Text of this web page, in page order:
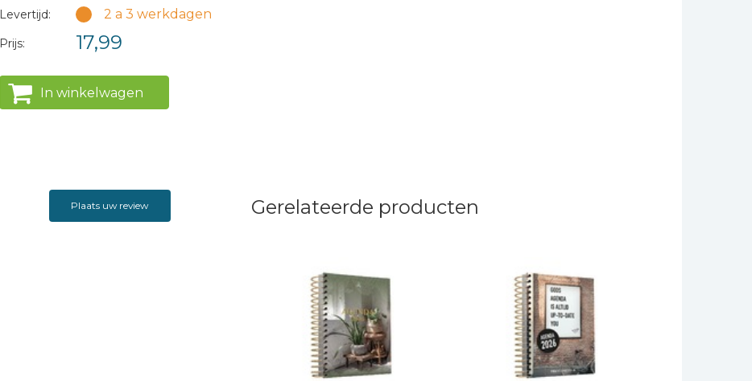
Levertijd: 2 a 3 werkdagen
Prijs: 17,99
In winkelwagen
Plaats uw review Gerelateerde producten